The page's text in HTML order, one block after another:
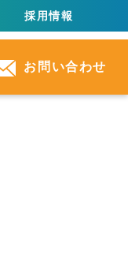
採用情報
お問い合わせ